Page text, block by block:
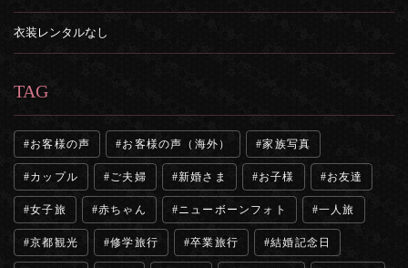
衣装レンタルなし
TAG
お客様の声 お客様の声（海外） 家族写真
カップル ご夫婦 新婚さま お子様 お友達
女子旅 赤ちゃん ニューボーンフォト 一人旅
京都観光 修学旅行 卒業旅行 結婚記念日